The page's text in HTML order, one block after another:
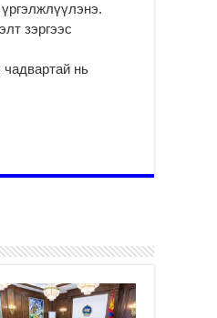
зэргээс
нь